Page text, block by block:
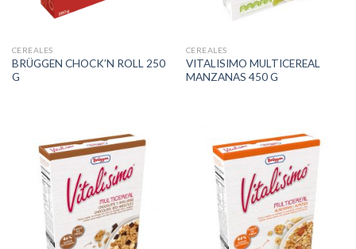
CEREALES
BRÜGGEN CHOCK’N ROLL 250
G
CEREALES
VITALISIMO MULTICEREAL
MANZANAS 450 G